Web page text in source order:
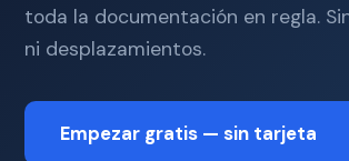
toda la documentación en regla.
ni desplazamientos.
Empezar gratis — sin tarjeta